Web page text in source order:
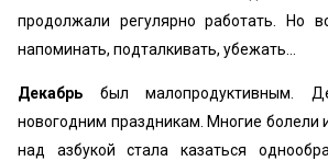
продолжали регулярно работать. Но
напоминать, подталкивать, убежать…
Декабрь был малопродуктивным.
новогодним праздникам. Многие болели
над азбукой стала казаться